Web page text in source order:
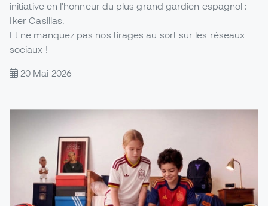
initiative en l'honneur du plus grand gardien espagnol :
Iker Casillas.
Et ne manquez pas nos tirages au sort sur les réseaux
sociaux !
20 Mai 2026